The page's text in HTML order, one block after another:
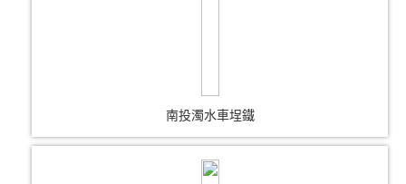
南投濁水車埕鐵